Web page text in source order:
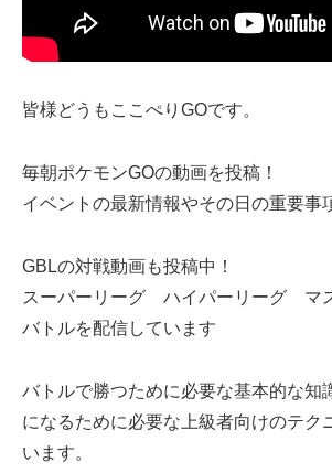
皆様どうもここぺりGOです。
毎朝ポケモンGOの動画を投稿！
イベントの最新情報やその日の重要事
GBLの対戦動画も投稿中！
スーパーリーグ ハイパーリーグ マ
バトルを配信しています
バトルで勝つために必要な基本的な知
になるために必要な上級者向けのテク
います。